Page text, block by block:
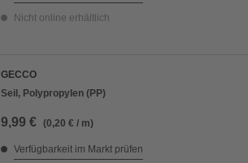
Nicht online erhältlich
GECCO
Seil, Polypropylen (PP)
9,99 € (0,20 € / m)
Verfügbarkeit im Markt prüfen